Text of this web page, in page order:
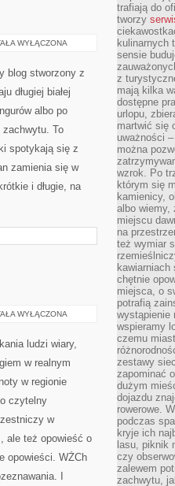
WYŁĄCZONA
blog stworzony z
długiej białej
albo po
To
spotykają się z
zamienia się w
i długie, na
WYŁĄCZONA
ludzi wiary,
w realnym
w regionie
czytelny
w
ale też opowieść o
opowieści. WŻCh
I
trafiają do
tworzy
kulinarnych
sensie
z
mają kilka
dostępne
urlopu,
martwić się
uważności
można
wzrok. Po
którym się
kamienicy,
albo wiemy,
miejscu
na
też wymiar
chętnie
miejsca, o
potrafią
wystąpienie
wspieramy
czemu
zestawy
zapominać
dużym
dojazdu
rowerowe.
podczas
kryje ich
lasu, piknik
czy
zalewem
zachwytu,